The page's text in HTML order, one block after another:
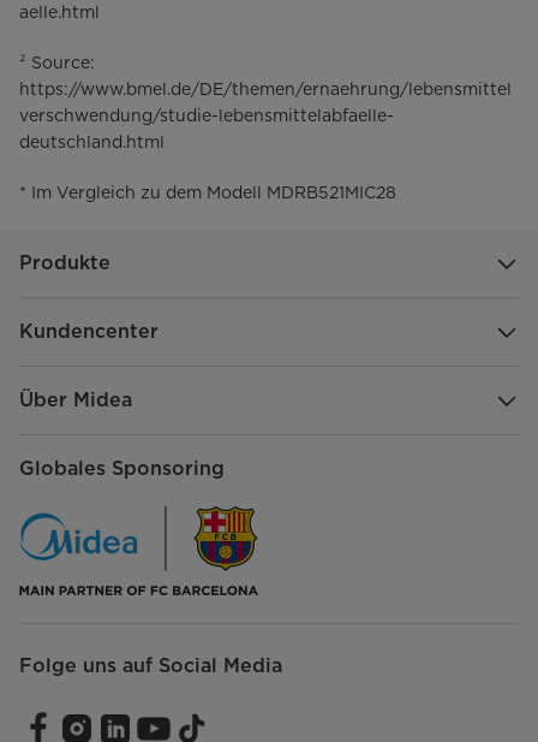
aelle.html
² Source:
https://www.bmel.de/DE/themen/ernaehrung/lebensmittel
verschwendung/studie-lebensmittelabfaelle-
deutschland.html
* Im Vergleich zu dem Modell MDRB521MIC28
Produkte
Kundencenter
Über Midea
Globales Sponsoring
Folge uns auf Social Media